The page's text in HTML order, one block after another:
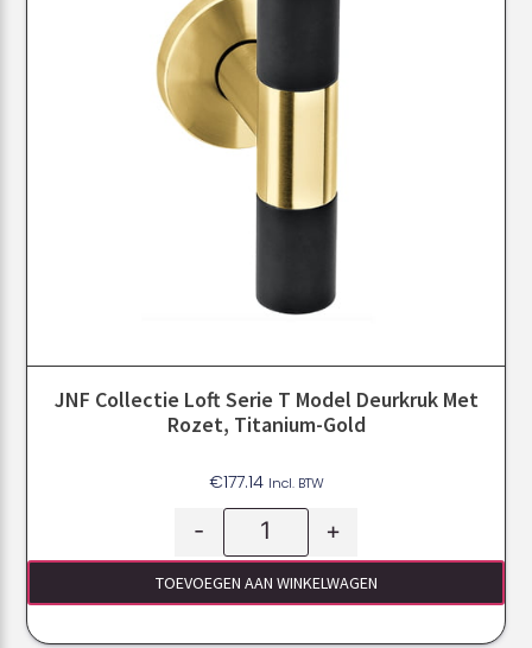
JNF Collectie Loft Serie T Model Deurkruk Met
Rozet, Titanium-Gold
€177.14 Incl. BTW
- +
TOEVOEGEN AAN WINKELWAGEN